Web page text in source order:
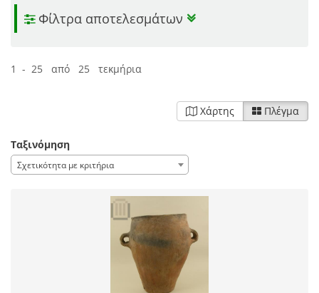
Φίλτρα αποτελεσμάτων
1 - 25 από 25 τεκμήρια
Χάρτης Πλέγμα
Ταξινόμηση
Σχετικότητα με κριτήρια